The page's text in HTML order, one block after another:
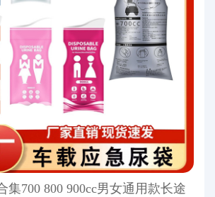
集700 800 900cc男女通用款长途